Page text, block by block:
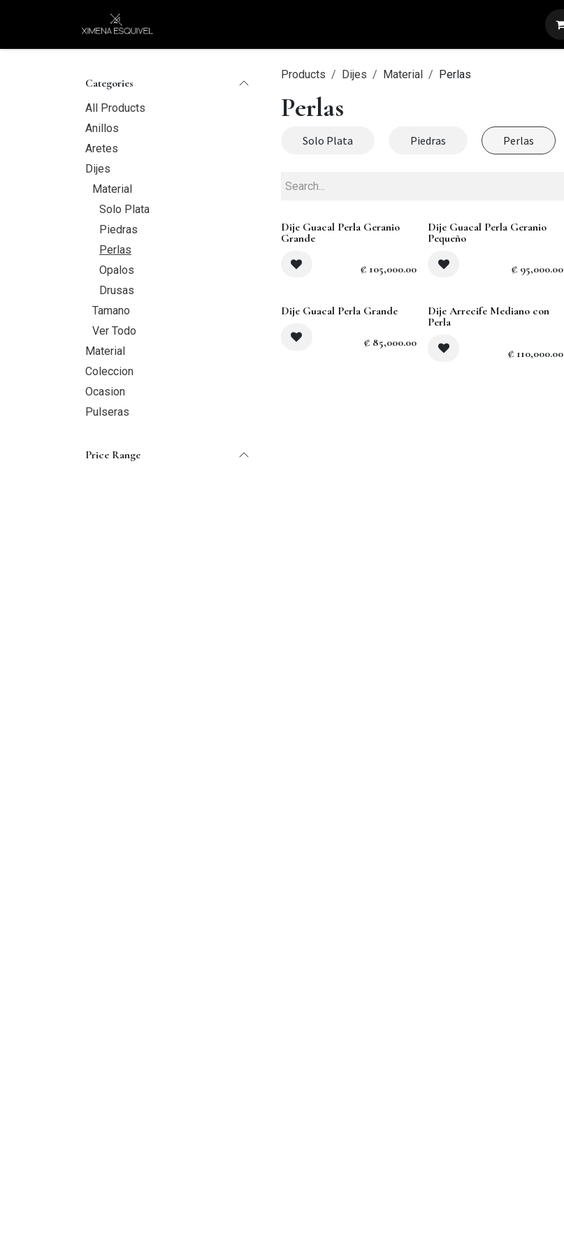
PULSERAS
Categories
All Products
Anillos
Aretes
Dijes
Material
Solo Plata
Piedras
Perlas
Opalos
Drusas
Tamano
Ver Todo
Material
Coleccion
Ocasion
Pulseras
Price Range
Products Dijes Material Perlas
Perlas
Solo Plata Piedras Perlas
Dije Guacal Perla Geranio
Grande
₡ 105,000.00
Sold out
Dije Guacal Perla Geranio
Pequeño
₡ 95,000.00
Dije Guacal Perla Grande
₡ 85,000.00
Dije Arrecife Mediano con
Perla
₡ 110,000.00